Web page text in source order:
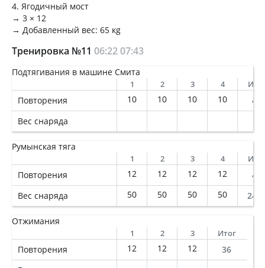
4. Ягодичный мост
→ 3 × 12
→ Добавленный вес: 65 кg
Тренировка №11 06:2207:43
Подтягивания в машине Смита
1 2 3 4
Повторения 10 10 10 10
40
Вес снаряда
Румынская тяга
1 2 3 4
Повторения 12 12 12 12
48
Вес снаряда
50 50 50 50
Отжимания
1 2 3 Итог
Повторения 12 12 12
36